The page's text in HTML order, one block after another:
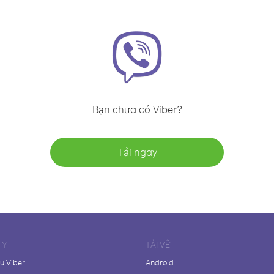
Bạn chưa có Viber?
Tải ngay
Viber
TẢI VỀ
Android